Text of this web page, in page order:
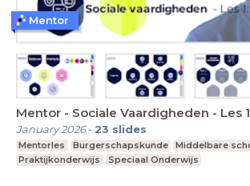
Mentor - Sociale Vaardigheden - Les
January 2026- 23 slides
Mentorles Burgerschapskunde
Middelbare
Praktijkonderwijs
Speciaal Onderwijs
Mentor